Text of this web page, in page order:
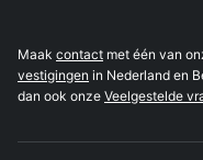
Maak contact met één van
vestigingen in Nederland en
dan ook onze Veelgestelde